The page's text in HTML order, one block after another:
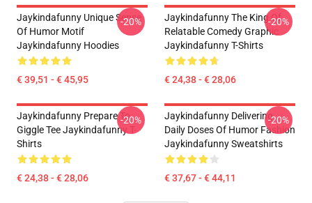
Jaykindafunny Unique Sense
Of Humor Motif
Jaykindafunny Hoodies
€ 39,51 - € 45,95
-20%
Jaykindafunny The King Of
Relatable Comedy Graphic
Jaykindafunny T-Shirts
€ 24,38 - € 28,06
-20%
Jaykindafunny Prepare To
Giggle Tee Jaykindafunny T-
Shirts
€ 24,38 - € 28,06
-20%
Jaykindafunny Delivering
Daily Doses Of Humor Fashion
Jaykindafunny Sweatshirts
€ 37,67 - € 44,11
-20%